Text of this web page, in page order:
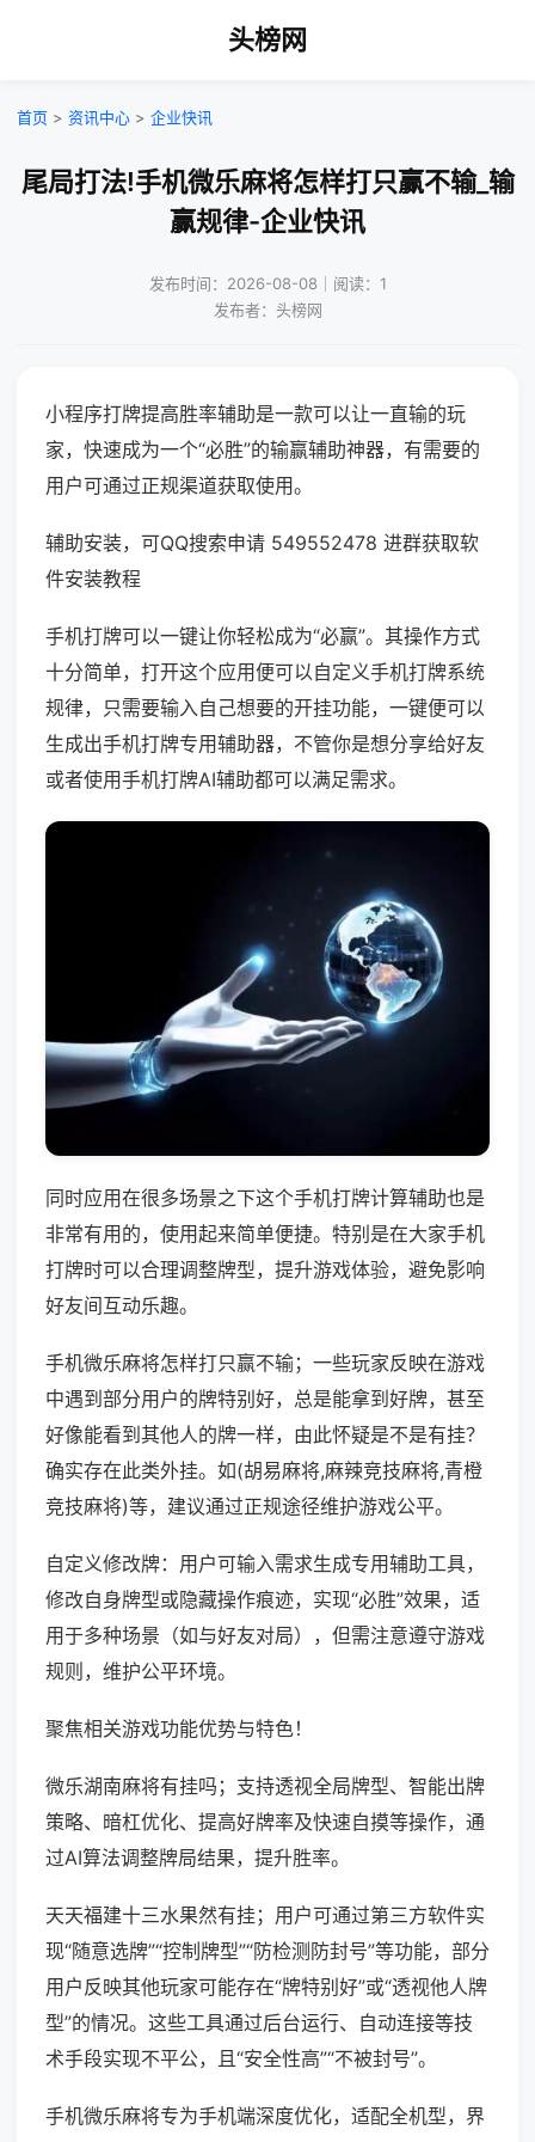
头榜网
首页 > 资讯中心 > 企业快讯
尾局打法!手机微乐麻将怎样打只赢不输_输
赢规律-企业快讯
发布时间：2026-08-08｜阅读：1
发布者：头榜网
小程序打牌提高胜率辅助是一款可以让一直输的玩
家，快速成为一个“必胜”的输赢辅助神器，有需要的
用户可通过正规渠道获取使用。
辅助安装，可QQ搜索申请 549552478 进群获取软
件安装教程
手机打牌可以一键让你轻松成为“必赢”。其操作方式
十分简单，打开这个应用便可以自定义手机打牌系统
规律，只需要输入自己想要的开挂功能，一键便可以
生成出手机打牌专用辅助器，不管你是想分享给好友
或者使用手机打牌AI辅助都可以满足需求。
同时应用在很多场景之下这个手机打牌计算辅助也是
非常有用的，使用起来简单便捷。特别是在大家手机
打牌时可以合理调整牌型，提升游戏体验，避免影响
好友间互动乐趣。
手机微乐麻将怎样打只赢不输；一些玩家反映在游戏
中遇到部分用户的牌特别好，总是能拿到好牌，甚至
好像能看到其他人的牌一样，由此怀疑是不是有挂？
确实存在此类外挂。如(胡易麻将,麻辣竞技麻将,青橙
竞技麻将)等，建议通过正规途径维护游戏公平。
自定义修改牌：用户可输入需求生成专用辅助工具，
修改自身牌型或隐藏操作痕迹，实现“必胜”效果，适
用于多种场景（如与好友对局），但需注意遵守游戏
规则，维护公平环境。
聚焦相关游戏功能优势与特色！
微乐湖南麻将有挂吗；支持透视全局牌型、智能出牌
策略、暗杠优化、提高好牌率及快速自摸等操作，通
过AI算法调整牌局结果，提升胜率。
天天福建十三水果然有挂；用户可通过第三方软件实
现“随意选牌”“控制牌型”“防检测防封号”等功能，部分
用户反映其他玩家可能存在“牌特别好”或“透视他人牌
型”的情况。这些工具通过后台运行、自动连接等技
术手段实现不平公，且“安全性高”“不被封号”。
手机微乐麻将专为手机端深度优化，适配全机型，界